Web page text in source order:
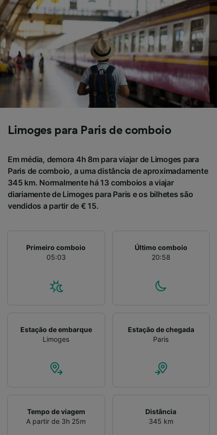
Limoges para Paris de comboio
Em média, demora 4h 8m para viajar de Limoges para
Paris de comboio, a uma distância de aproximadamente
345 km. Normalmente há 13 comboios a viajar
diariamente de Limoges para Paris e os bilhetes são
vendidos a partir de € 15.
Primeiro comboio
05:03
Último comboio
20:58
Estação de embarque
Limoges
Estação de chegada
Paris
Tempo de viagem
A partir de 3h 25m
Distância
345 km
não serão utilizados para fins de rastreamento
se você tiver pedido para não ser rastreado.
Nós e nossos parceiros processamos os
dados para fornecer:
Usar dados exatos de geolocalização.
Verificar ativamente as características do
dispositivo para identificação. Armazenar e/ou
acessar informações em um dispositivo.
Publicidade e conteúdo personalizados,
de público e desenvolvimento de serviços..